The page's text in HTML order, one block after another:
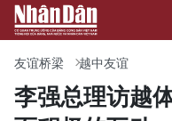
友谊桥梁 越中友谊
李强总理访越